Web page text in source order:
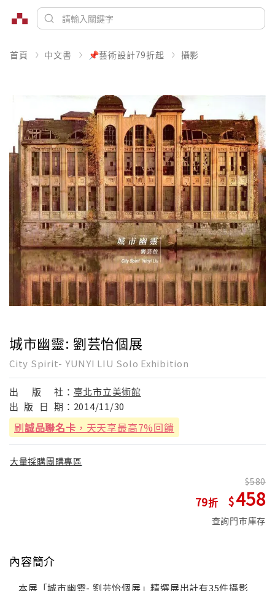
首頁 中文書 📌藝術設計79折起 攝影
城市幽靈: 劉芸怡個展
City Spirit- YUNYI LIU Solo Exhibition
出 版 社： 臺北市立美術館
出 版 日 期： 2014/11/30
刷誠品聯名卡 ，天天享最高7%回饋
大量採購團購專區
79
580
458
查詢門市庫存
內容簡介
本展「城市幽靈- 劉芸怡個展」精選展出計有35件攝影